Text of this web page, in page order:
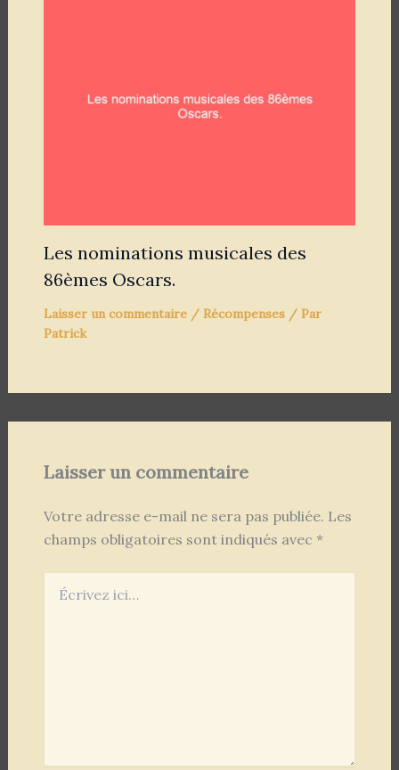
Les nominations musicales des
86èmes Oscars.
Laisser un commentaire / Récompenses/ Par
Patrick
Laisser un commentaire
Votre adresse e-mail ne sera pas publiée. Les
champs obligatoires sont indiqués avec *
ici…